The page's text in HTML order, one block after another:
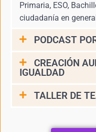
Primaria, ESO,
ciudadanía en
PODCAST
CREACIÓN
IGUALDAD
TALLER DE